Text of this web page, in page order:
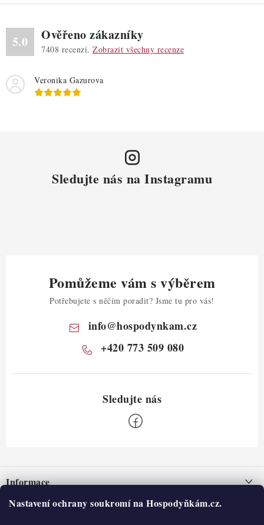
Nastavení ochrany soukromí na Hospodyňkám.cz.
v
ý
i
s
u
5.0 Ověřeno zákazníky
7408 recenzí. Zobrazit všechny recenze
Veronika Gazurova
Sledujte nás na Instagramu
Pomůžeme vám s výběrem
Potřebujete s něčím poradit? Jsme tu pro vás!
info@hospodynkam.cz
+420 773 509 080
pInformace
Nepřevzetí zásilky na dobírku
O nás